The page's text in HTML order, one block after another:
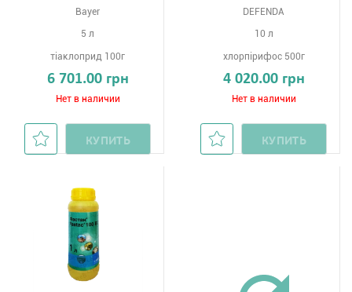
Bayer
5 л
тіаклоприд 100г
6 701.00 грн
Нет в наличии
КУПИТЬ
DEFENDA
10 л
хлорпірифос 500г
4 020.00 грн
Нет в наличии
КУПИТЬ